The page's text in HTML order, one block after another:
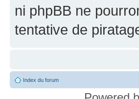
ni phpBB ne
tentative de
Index du forum